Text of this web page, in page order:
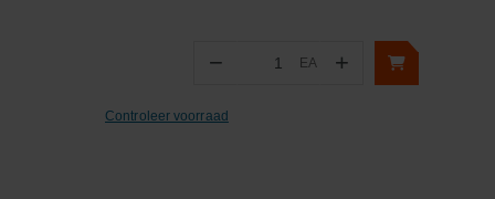
− Aantal
EA +
Controleer voorraad